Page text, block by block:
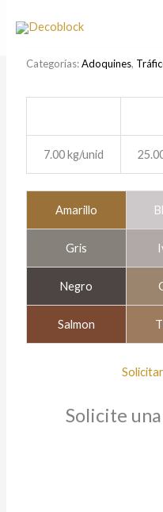
Categorías:Adoquines,
7.00 kg/unid
Amarillo
Gris
Negro
Salmon
Solicite